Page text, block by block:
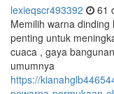
lexieqscr493392 61
Memilih warna
penting untuk
cuaca , gaya
umumnya
https://